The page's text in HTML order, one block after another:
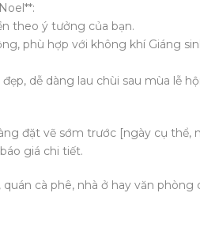
theo ý tưởng của bạn.
phù hợp với không khí Giáng
dễ dàng lau chùi sau mùa lễ
đặt vẽ sớm trước [ngày cụ thể,
giá chi tiết.
cà phê, nhà ở hay văn